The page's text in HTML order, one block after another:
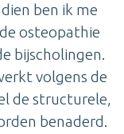
ben ik me
osteopathie
bijscholingen.
volgens de
de structurele,
benaderd.